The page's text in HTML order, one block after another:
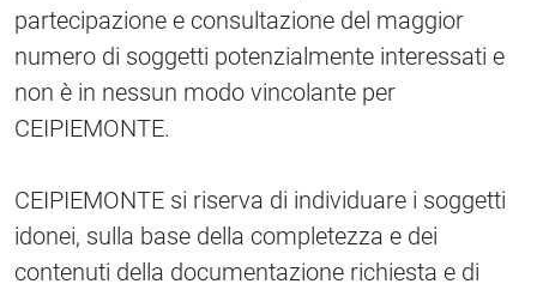
partecipazione e consultazione del maggior
numero di soggetti potenzialmente interessati e
non è in nessun modo vincolante per
CEIPIEMONTE.
CEIPIEMONTE si riserva di individuare i soggetti
idonei, sulla base della completezza e dei
contenuti della documentazione richiesta e di